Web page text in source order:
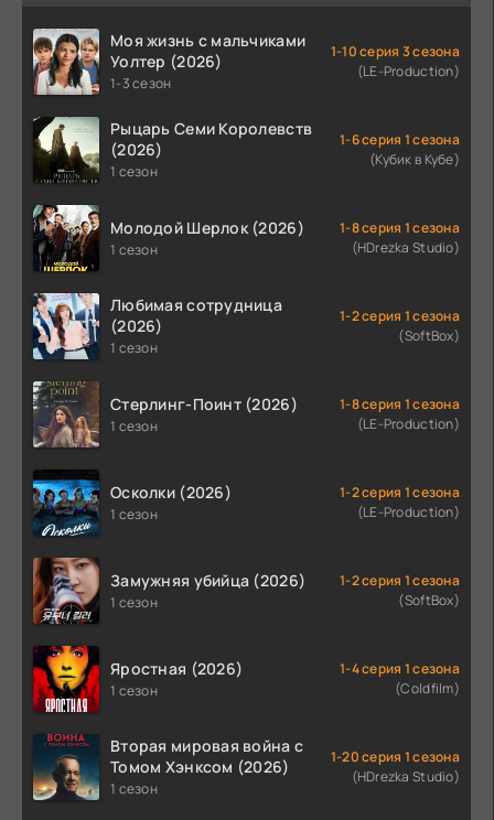
Моя жизнь с мальчиками
Уолтер (2026)
1-3 сезон
1-10 серия 3 сезона
(LE-Production)
Рыцарь Семи Королевств
(2026)
1 сезон
1-6 серия 1 сезона
(Кубик в Кубе)
Молодой Шерлок (2026)
1 сезон
1-8 серия 1 сезона
(HDrezka Studio)
Любимая сотрудница
(2026)
1 сезон
1-2 серия 1 сезона
(SoftBox)
Стерлинг-Поинт (2026)
1 сезон
1-8 серия 1 сезона
(LE-Production)
Осколки (2026)
1 сезон
1-2 серия 1 сезона
(LE-Production)
Замужняя убийца (2026)
1 сезон
1-2 серия 1 сезона
(SoftBox)
Яростная (2026)
1 сезон
1-4 серия 1 сезона
(Coldfilm)
Вторая мировая война с
Томом Хэнксом (2026)
1 сезон
1-20 серия 1 сезона
(HDrezka Studio)